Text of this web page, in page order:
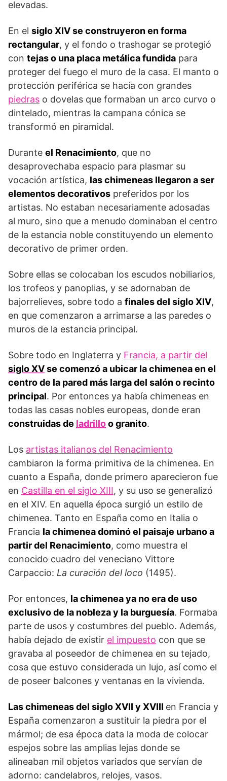
elevadas.
En el siglo XIV se construyeron en forma
rectangular, y el fondo o trashogar se protegió
con tejas o una placa metálica fundida para
proteger del fuego el muro de la casa. El manto o
protección periférica se hacía con grandes
piedras o dovelas que formaban un arco curvo o
dintelado, mientras la campana cónica se
transformó en piramidal.
Durante el Renacimiento, que no
desaprovechaba espacio para plasmar su
vocación artística, las chimeneas llegaron a ser
elementos decorativos preferidos por los
artistas. No estaban necesariamente adosadas
al muro, sino que a menudo dominaban el centro
de la estancia noble constituyendo un elemento
decorativo de primer orden.
Sobre ellas se colocaban los escudos nobiliarios,
los trofeos y panoplias, y se adornaban de
bajorrelieves, sobre todo a finales del siglo XIV,
en que comenzaron a arrimarse a las paredes o
muros de la estancia principal.
Sobre todo en Inglaterra y Francia, a partir del
siglo XVse comenzó a ubicar la chimenea en el
centro de la pared más larga del salón o recinto
principal. Por entonces ya había chimeneas en
todas las casas nobles europeas, donde eran
construidas de ladrilloo granito.
Los artistas italianos del Renacimiento
cambiaron la forma primitiva de la chimenea. En
cuanto a España, donde primero aparecieron fue
en Castilla en el siglo XIII, y su uso se generalizó
en el XIV. En aquella época surgió un estilo de
chimenea. Tanto en España como en Italia o
Francia la chimenea dominó el paisaje urbano a
partir del Renacimiento, como muestra el
conocido cuadro del veneciano Vittore
Carpaccio: La curación del loco (1495).
Por entonces, la chimenea ya no era de uso
exclusivo de la nobleza y la burguesía. Formaba
parte de usos y costumbres del pueblo. Además,
había dejado de existir el impuesto con que se
gravaba al poseedor de chimenea en su tejado,
cosa que estuvo considerada un lujo, así como el
de poseer balcones y ventanas en la vivienda.
Las chimeneas del siglo XVII y XVIII en Francia y
España comenzaron a sustituir la piedra por el
mármol; de esa época data la moda de colocar
espejos sobre las amplias lejas donde se
alineaban mil objetos variados que servían de
adorno: candelabros, relojes, vasos.